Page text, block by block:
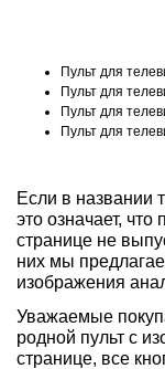
Пульт для
Пульт для
Пульт для
Пульт для
Если в названии
это означает,
странице не
них мы
изображения
Уважаемые
родной пульт с
странице, все